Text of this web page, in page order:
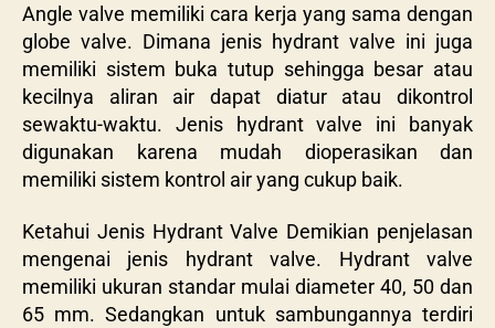
Angle valve memiliki cara kerja yang sama dengan
globe valve. Dimana jenis hydrant valve ini juga
memiliki sistem buka tutup sehingga besar atau
kecilnya aliran air dapat diatur atau dikontrol
sewaktu-waktu. Jenis hydrant valve ini banyak
digunakan karena mudah dioperasikan dan
memiliki sistem kontrol air yang cukup baik.
Ketahui Jenis Hydrant Valve Demikian penjelasan
mengenai jenis hydrant valve. Hydrant valve
memiliki ukuran standar mulai diameter 40, 50 dan
65 mm. Sedangkan untuk sambungannya terdiri